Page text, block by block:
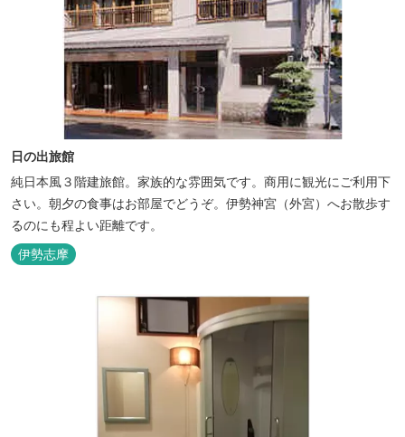
日の出旅館
純日本風３階建旅館。家族的な雰囲気です。商用に観光にご利用下
さい。朝夕の食事はお部屋でどうぞ。伊勢神宮（外宮）へお散歩す
るのにも程よい距離です。
伊勢志摩